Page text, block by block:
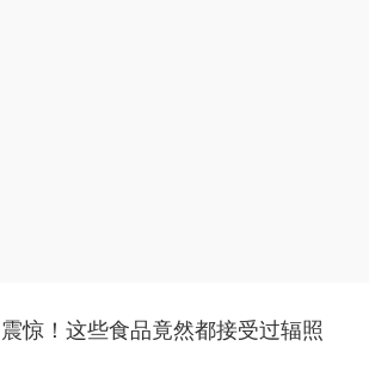
震惊！这些食品竟然都接受过辐照